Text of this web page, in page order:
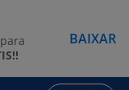
BAIXAR